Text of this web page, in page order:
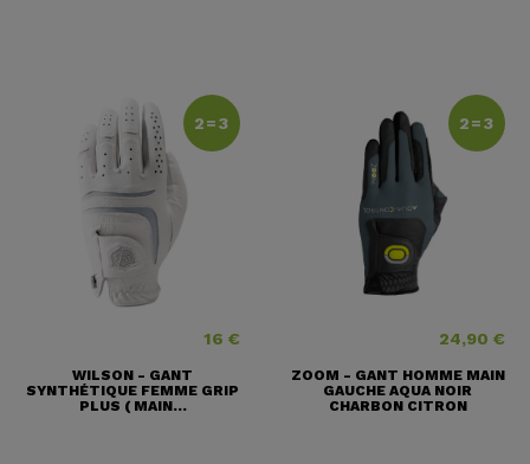
2=3
Prix
16 €
WILSON - GANT
SYNTHÉTIQUE FEMME GRIP
PLUS ( MAIN...
2=3
Prix
24,90 €
ZOOM - GANT HOMME MAIN
GAUCHE AQUA NOIR
CHARBON CITRON